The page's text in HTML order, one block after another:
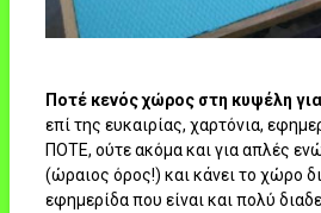
Ποτέ κενός χώρος στη κυψέλη
επί της ευκαιρίας, χαρτόνια,
ΠΟΤΕ, ούτε ακόμα και για απλές
(ώραιος όρος!) και κάνει το χώρο
εφημερίδα που είναι και πολύ